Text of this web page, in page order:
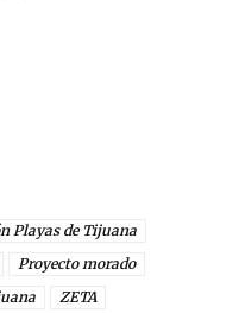
Playas de Tijuana
Proyecto morado
ZETA